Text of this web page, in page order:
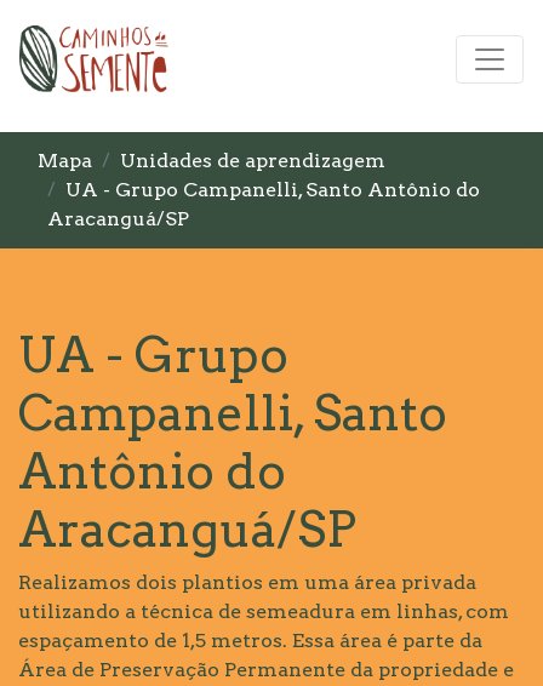
Mapa
Unidades de aprendizagem
UA - Grupo Campanelli, Santo Antônio do
Aracanguá/SP
UA - Grupo
Campanelli, Santo
Antônio do
Aracanguá/SP
Realizamos dois plantios em uma área privada
utilizando a técnica de semeadura em linhas, com
espaçamento de 1,5 metros. Essa área é parte da
Área de Preservação Permanente da propriedade e